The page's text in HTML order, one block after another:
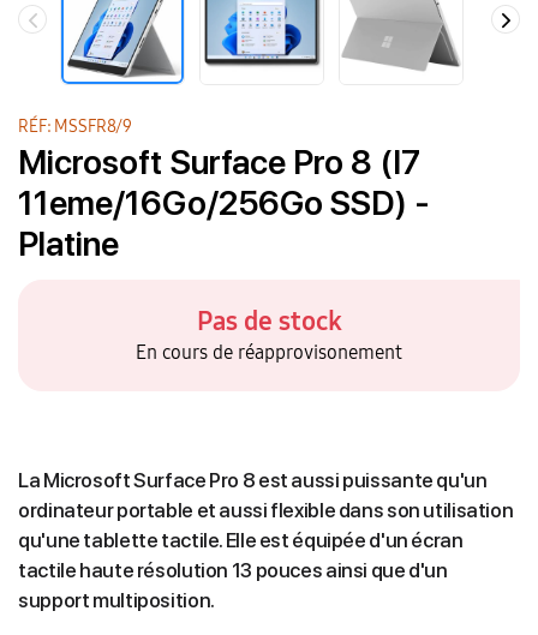
RÉF: MSSFR8/9
Microsoft Surface Pro 8 (I7
11eme/16Go/256Go SSD) -
Platine
Pas de stock
En cours de réapprovisonement
La Microsoft Surface Pro 8 est aussi puissante qu'un
ordinateur portable et aussi flexible dans son utilisation
qu'une tablette tactile. Elle est équipée d'un écran
tactile haute résolution 13 pouces ainsi que d'un
support multiposition.